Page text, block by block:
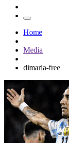
Home
Media
dimaria-free